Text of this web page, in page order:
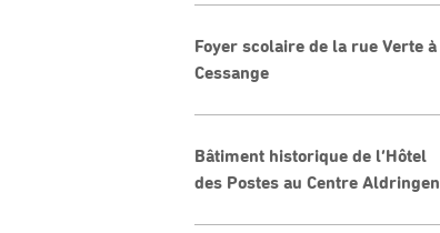
Foyer scolaire de la rue Verte à
Cessange
Bâtiment historique de l’Hôtel
des Postes au Centre Aldringen